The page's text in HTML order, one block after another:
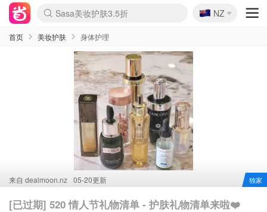
lululemon折扣上新
Sasa美妆护肤3.5折
FreshBeauty好价汇总
Cettire降价+叠9折
WWS Coles超市实拍
viagogo二手票捡漏
Myer超级周末
The Outnet奢牌1折起
David Jones 3折起
Flannels大牌1折
Perfumes Club护肤1折
AMIRO面罩$251
Amazon折扣汇总
eToro入金$200送$50
Amazon数码好物
ICONIC本周7.5折
ThedoubleF高奢地板价
Moose Knuckles 6折
丝芙兰5折起
EUFY摄像头$98
Selenichast首饰2折
Trip机票酒店促销
YSL送5件彩妆礼
Amazon家居好物
Amazon美妆护肤
雅漾大喷$8
过敏原检测盒$33
伊索独家赠50ml沐浴露
科颜氏高保湿面霜$29
SEALIFE海洋馆门票6折
丝塔芙大白罐$16
订阅Newsletter送香薰
Cult Beauty 6.8折
Harrods圣诞日历$525
LN-CC奢牌私促3折
d'Alba空姐喷雾$16
EVE LOM套装£56
Bernardelli独家4折
Adore Beauty 6折起
CT圣诞日历
Mytheresa奢品2.7折
Luxury Escapes 9折
Currentbody美容仪$881
MOON Garden Live
Roborock扫地机$649
Tingo Life水杯$24
Valentino官网5折
CR洗护套装$23
修丽可4件套$159
Myer彩妆2件7折
GANNI官网4.5折
Stylevana韩妆4折
Tessabit高奢8.5折
OGX洗发水$11
Amazon阿德莱德次日达
卡诗8.5折+赠礼
Philips Hue灯具8折
🇳🇿
NZ
首页 美妆护肤 身体护理
来自 dealmoon.nz 05-20更新 独家
[已过期] 520 情人节礼物清单 - 护肤礼物清单来啦❤️